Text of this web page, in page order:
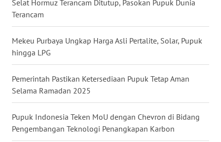
Selat Hormuz Terancam Ditutup, Pasokan Pupuk Dunia
Terancam
Mekeu Purbaya Ungkap Harga Asli Pertalite, Solar, Pupuk
hingga LPG
Pemerintah Pastikan Ketersediaan Pupuk Tetap Aman
Selama Ramadan 2025
Pupuk Indonesia Teken MoU dengan Chevron di Bidang
Pengembangan Teknologi Penangkapan Karbon
WN
JOGJA
JATIM
WN
BALI